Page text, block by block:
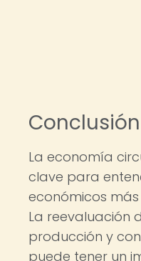
Conclusión
La economía
clave para
económicos más
La reevaluación
producción y
puede tener un